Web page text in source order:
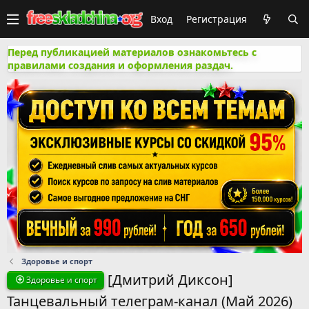
Вход Регистрация
Перед публикацией материалов ознакомьтесь с
правилами создания и оформления раздач.
Здоровье и спорт
Здоровье и спорт
[Дмитрий Диксон]
Танцевальный телеграм-канал (Май 2026)